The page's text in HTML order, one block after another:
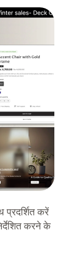
प्रदर्शित करें
करने के